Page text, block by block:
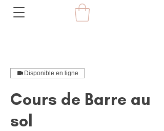
Disponible en ligne
Cours de Barre au
sol